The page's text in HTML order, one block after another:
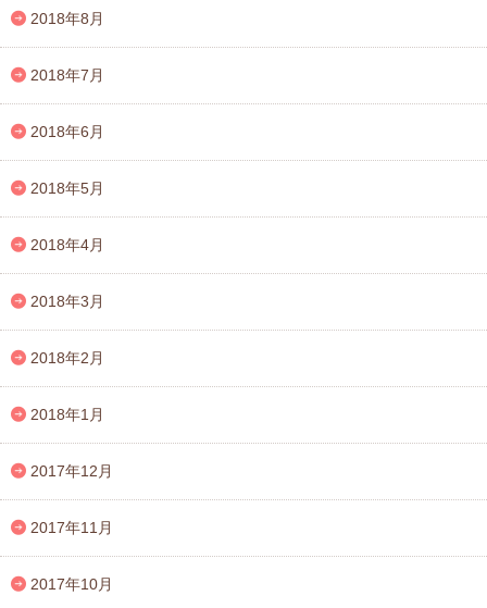
2018年8月
2018年7月
2018年6月
2018年5月
2018年4月
2018年3月
2018年2月
2018年1月
2017年12月
2017年11月
2017年10月